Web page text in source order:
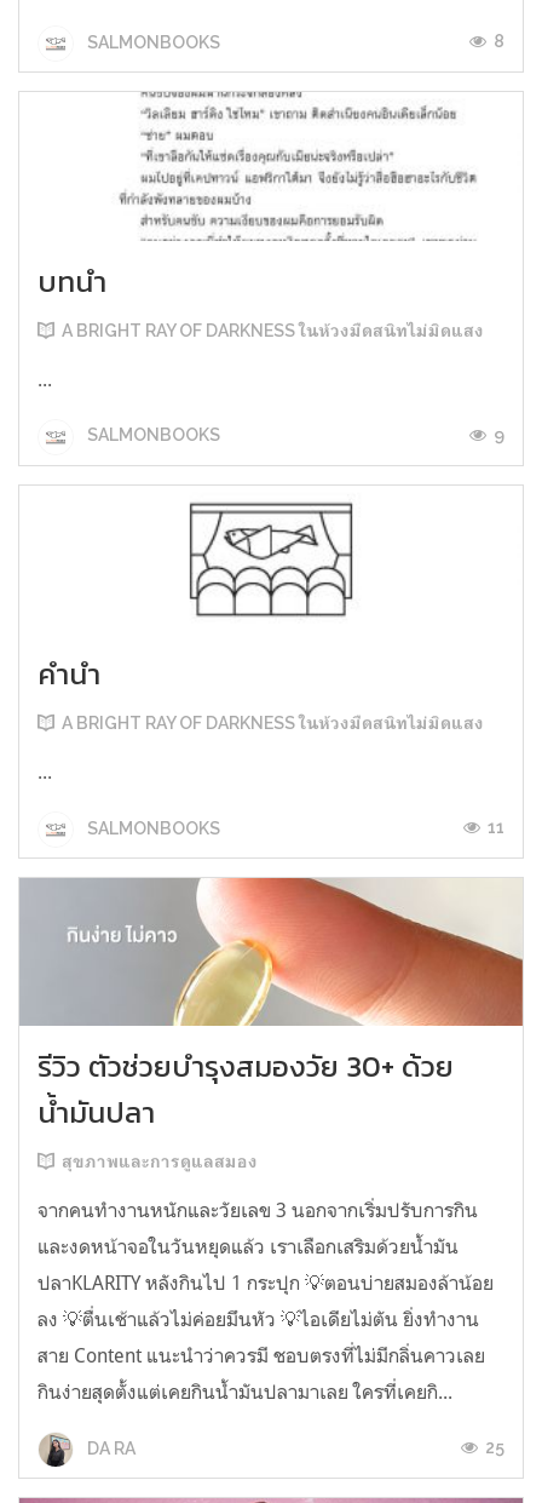
SALMONBOOKS 8
บทนำ
A BRIGHT RAY OF DARKNESS ในห้วงมืดสนิทไม่มิดแสง
...
SALMONBOOKS 9
คำนำ
A BRIGHT RAY OF DARKNESS ในห้วงมืดสนิทไม่มิดแสง
...
SALMONBOOKS 11
รีวิว ตัวช่วยบำรุงสมองวัย 30+ ด้วย
น้ำมันปลา
สุขภาพและการดูแลสมอง
จากคนทำงานหนักและวัยเลข 3 นอกจากเริ่มปรับการกิน
และงดหน้าจอในวันหยุดแล้ว เราเลือกเสริมด้วยน้ำมัน
ปลาKLARITY หลังกินไป 1 กระปุก 💡ตอนบ่ายสมองล้าน้อย
ลง 💡ตื่นเช้าแล้วไม่ค่อยมึนหัว 💡ไอเดียไม่ตัน ยิ่งทำงาน
สาย Content แนะนำว่าควรมี ชอบตรงที่ไม่มีกลิ่นคาวเลย
กินง่ายสุดตั้งแต่เคยกินน้ำมันปลามาเลย ใครที่เคยกิ...
DA RA 25